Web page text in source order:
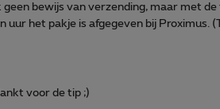
geen bewijs van verzending, maar met
uur het pakje is afgegeven bij Proximus.
voor de tip ;)